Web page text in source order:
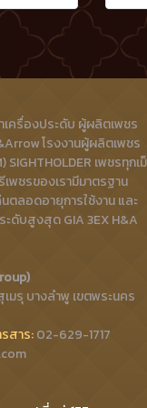
เครื่องประดับ ผู้ผลิตเพชร
โรงงานผู้ผลิตเพชร
เพชรทุกเ
เพชรของเรามีมาตรฐาน
ลอดอายุการใช้งาน และ
ดับสูงสุด GIA 3EX H&A
เมรุ บางลำพู เขตพระนคร
รสาร:02-629-1717